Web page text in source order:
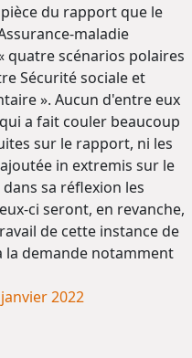
du rapport que le
maladie
quatre scénarios polaires
Sécurité sociale et
». Aucun d'entre eux
a fait couler beaucoup
sur le rapport, ni les
in extremis sur le
sa réflexion les
ci seront, en revanche,
de cette instance de
la demande notamment
2022